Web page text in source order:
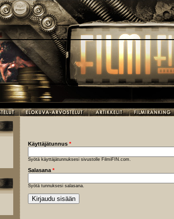
Käyttäjätunnus *
Syötä käyttäjätunnuksesi sivustolle FilmiFIN.com.
Salasana *
Syötä tunnuksesi salasana.